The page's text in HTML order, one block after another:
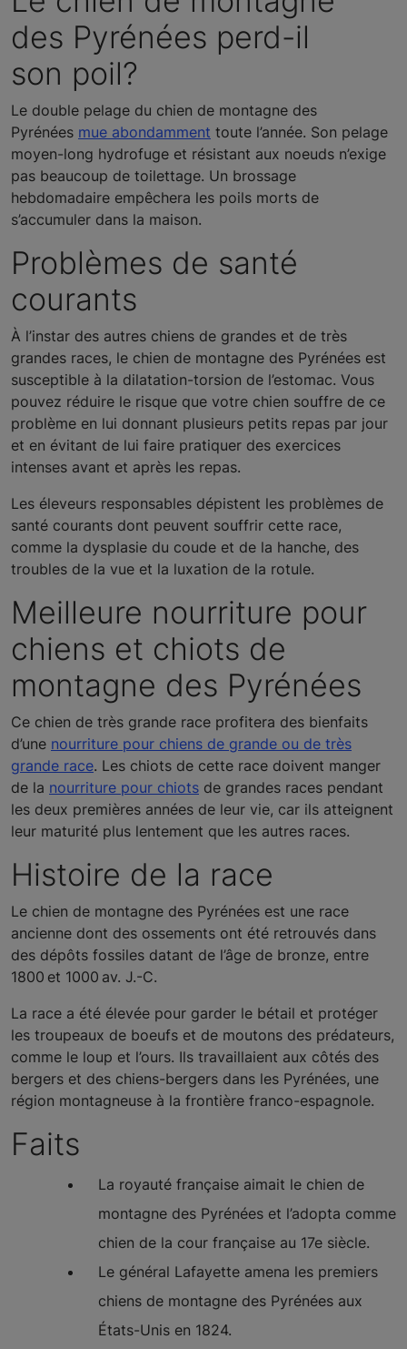
des Pyrénées perd-il
son poil?
Le double pelage du chien de montagne des
Pyrénées mue abondamment toute l’année. Son pelage
moyen-long hydrofuge et résistant aux noeuds n’exige
pas beaucoup de toilettage. Un brossage
hebdomadaire empêchera les poils morts de
s’accumuler dans la maison.
Problèmes de santé
courants
À l’instar des autres chiens de grandes et de très
grandes races, le chien de montagne des Pyrénées est
susceptible à la dilatation-torsion de l’estomac. Vous
pouvez réduire le risque que votre chien souffre de ce
problème en lui donnant plusieurs petits repas par jour
et en évitant de lui faire pratiquer des exercices
intenses avant et après les repas.
Les éleveurs responsables dépistent les problèmes de
santé courants dont peuvent souffrir cette race,
comme la dysplasie du coude et de la hanche, des
troubles de la vue et la luxation de la rotule.
Meilleure nourriture pour
chiens et chiots de
montagne des Pyrénées
Ce chien de très grande race profitera des bienfaits
d’une nourriture pour chiens de grande ou de très
grande race. Les chiots de cette race doivent manger
de la nourriture pour chiots de grandes races pendant
les deux premières années de leur vie, car ils atteignent
leur maturité plus lentement que les autres races.
Histoire de la race
Le chien de montagne des Pyrénées est une race
ancienne dont des ossements ont été retrouvés dans
des dépôts fossiles datant de l’âge de bronze, entre
1800 et 1000 av. J.-C.
La race a été élevée pour garder le bétail et protéger
les troupeaux de boeufs et de moutons des prédateurs,
comme le loup et l’ours. Ils travaillaient aux côtés des
bergers et des chiens-bergers dans les Pyrénées, une
région montagneuse à la frontière franco-espagnole.
Faits
La royauté française aimait le chien de
montagne des Pyrénées et l’adopta comme
chien de la cour française au 17e siècle.
Le général Lafayette amena les premiers
chiens de montagne des Pyrénées aux
États-Unis en 1824.